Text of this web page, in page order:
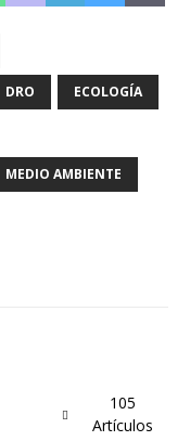
DRO ECOLOGÍA
MEDIO AMBIENTE
105
Artículos